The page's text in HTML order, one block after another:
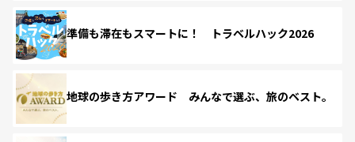
準備も滞在もスマートに！ トラベルハック2026
地球の歩き方アワード みんなで選ぶ、旅のベスト。